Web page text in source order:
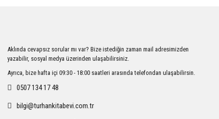
Ürün açıklamasında eksik bilgiler bulunuyor.
Ürün bilgilerinde hatalar bulunuyor.
Ürün fiyatı diğer sitelerden daha pahalı.
Aklında cevapsız sorular mı var? Bize istediğin zaman mail adresimizden
yazabilir, sosyal medya üzerinden ulaşabilirsiniz.
Ayrıca, bize hafta içi 09:30 - 18:00 saatleri arasında telefondan ulaşabilirsin.
0507 134 17 48
bilgi@turhankitabevi.com.tr